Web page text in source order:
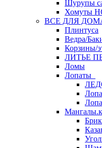
Шурупы
Хомуты
ВСЕ ДЛЯ
Плинтуса
Ведра/
Корзины/
ЛИТЬЕ
Ломы
Лопаты